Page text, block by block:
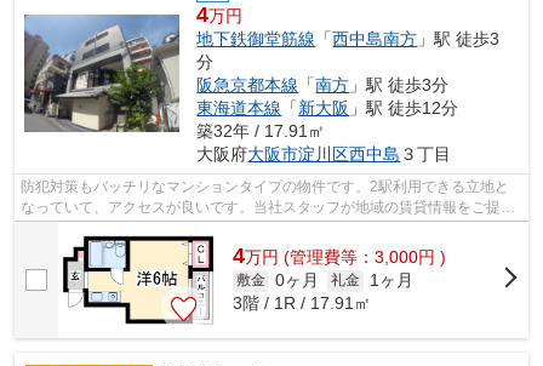
4万円
地下鉄御堂筋線 「西中島南方 」駅 徒歩3
分
阪急京都本線 「南方 」駅 徒歩3分
東海道本線 「新大阪 」駅 徒歩12分
築32年 / 17.91㎡
大阪府大阪市淀川区西中島 ３丁目
防犯対策もバッチリなマンションタイプの物件です。2駅利用できる立地と
なっていて、アクセスが良いです。当社スタッフが地域の賃貸情報をご提供
4万円 (管理費等：3,000円 )
敷金 0ヶ月 礼金
1ヶ月
3階 / 1R / 17.91㎡